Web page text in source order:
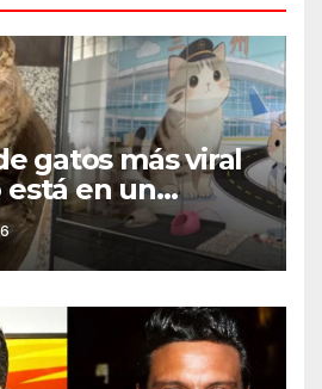
gatos más viral
en un
internacional y
las puertas de